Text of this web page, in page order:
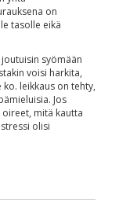
on
tasolle eikä
syömään
voisi harkita,
leikkaus on tehty,
Jos
mitä kautta
olisi